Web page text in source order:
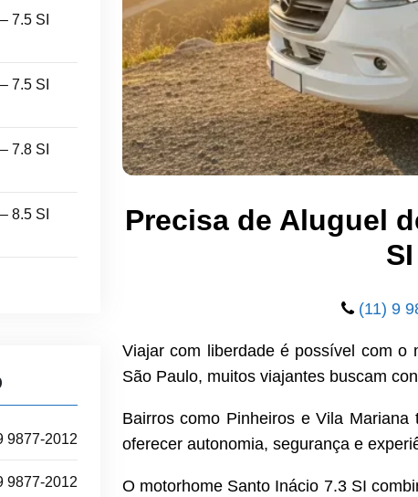
7.5 SI
7.5 SI
7.8 SI
8.5 SI
9877-2012
9877-2012
Precisa de Aluguel
(11) 9
Viajar com liberdade é possível com o
São Paulo, muitos viajantes buscam
Bairros como Pinheiros e Vila
oferecer autonomia, segurança e
O motorhome Santo Inácio 7.3 SI